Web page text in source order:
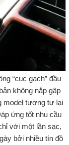
“cục gạch” đầu
không nắp gập
model tương tự lại
ứng tốt nhu cầu
với một lần sạc,
bởi nhiều tín đồ